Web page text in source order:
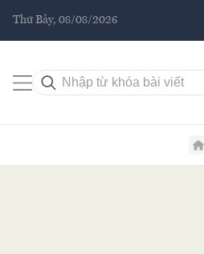
Thứ Bảy, 08/08/2026